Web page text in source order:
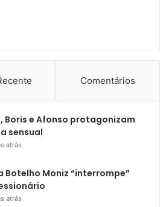
Comentários
Boris e Afonso protagonizam
sensual
atrás
Botelho Moniz “interrompe”
atrás